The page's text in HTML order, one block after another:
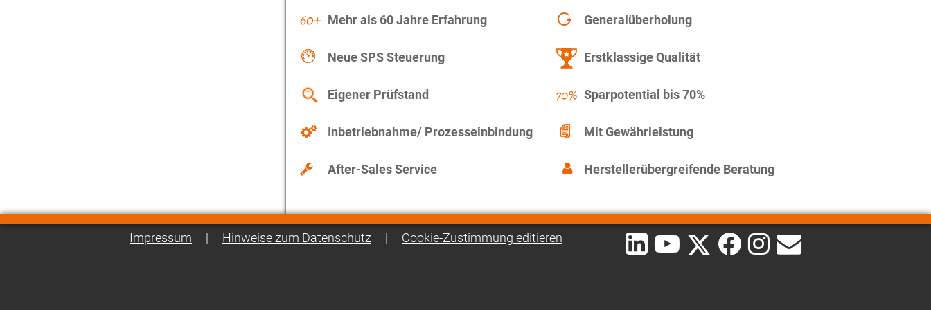
Mehr als 60 Jahre Erfahrung Generalüberholung
Neue SPS Steuerung Erstklassige Qualität
Eigener Prüfstand Sparpotential bis 70%
Inbetriebnahme/ Prozesseinbindung Mit Gewährleistung
After-Sales Service Herstellerübergreifende Beratung
Impressum | Hinweise zum Datenschutz | Cookie-Zustimmung editieren